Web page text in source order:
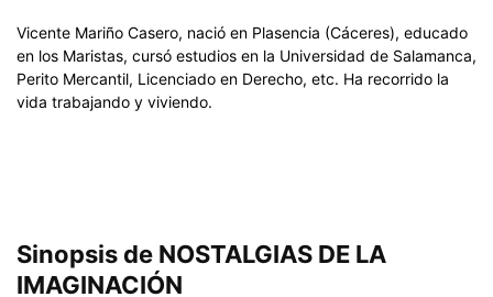
Vicente Mariño Casero, nació en Plasencia (Cáceres), educado
en los Maristas, cursó estudios en la Universidad de Salamanca,
Perito Mercantil, Licenciado en Derecho, etc. Ha recorrido la
vida trabajando y viviendo.
Sinopsis de NOSTALGIAS DE LA
IMAGINACIÓN